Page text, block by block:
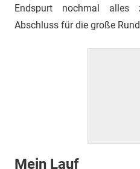
Endspurt nochmal alles
Abschluss für die große
Mein Lauf